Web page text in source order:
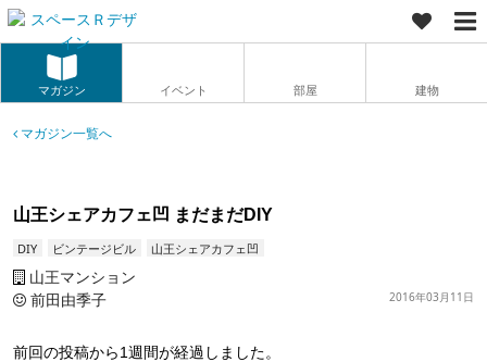
マガジン イベント 部屋 建物
マガジン一覧へ
山王シェアカフェ凹 まだまだDIY
DIY ビンテージビル 山王シェアカフェ凹
山王マンション
前田由季子
2016年03月11日
前回の投稿から1週間が経過しました。